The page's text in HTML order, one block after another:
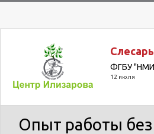
ФГБУ
12 июля
Опыт работы